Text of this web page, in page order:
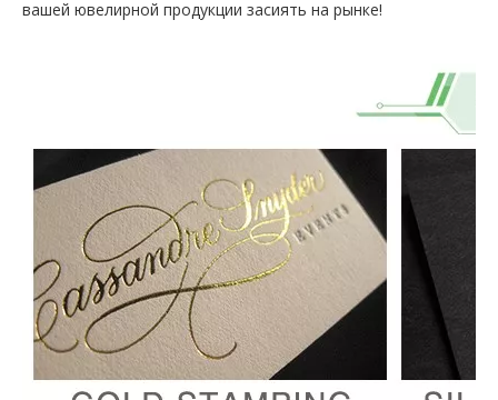
вашей ювелирной продукции засиять на рынке!